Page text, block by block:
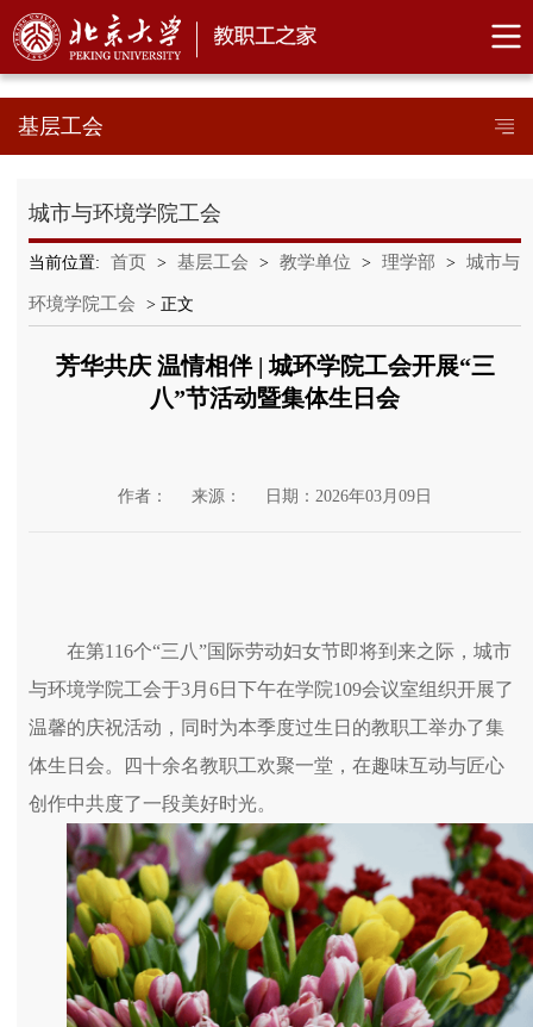
基层工会
城市与环境学院工会
当前位置: 首页 > 基层工会 > 教学单位 > 理学部 > 城市与
环境学院工会 > 正文
芳华共庆 温情相伴 | 城环学院工会开展“三
八”节活动暨集体生日会
作者： 来源： 日期：2026年03月09日
在第116个“三八”国际劳动妇女节即将到来之际，城市
与环境学院工会于3月6日下午在学院109会议室组织开展了
温馨的庆祝活动，同时为本季度过生日的教职工举办了集
体生日会。四十余名教职工欢聚一堂，在趣味互动与匠心
创作中共度了一段美好时光。